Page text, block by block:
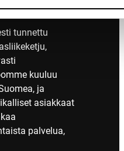
tunnettu
kuuluu
ja
asiakkaat
palvelua,